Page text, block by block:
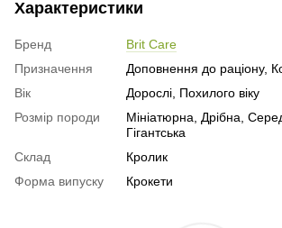
Характеристики
Бренд
Brit Care
Призначення
Доповнення до раціону,
Вік
Дорослі, Похилого віку
Розмір породи
Мініатюрна, Дрібна,
Гігантська
Склад
Кролик
Форма випуску
Крокети